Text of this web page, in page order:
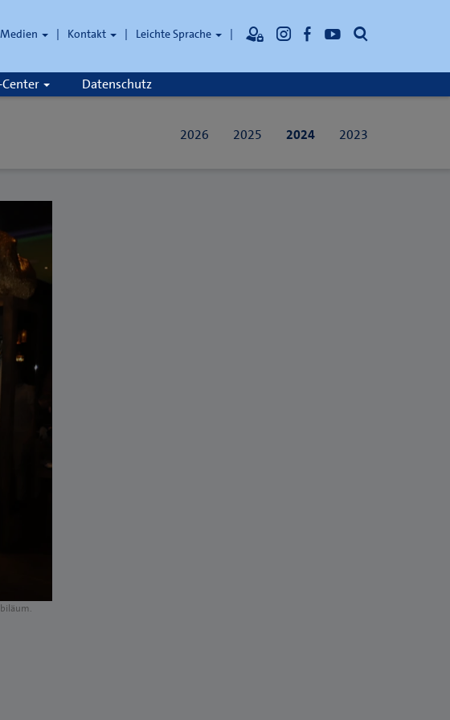
Kontakt Leichte Sprache
Datenschutz
2026 2025 2024 2023